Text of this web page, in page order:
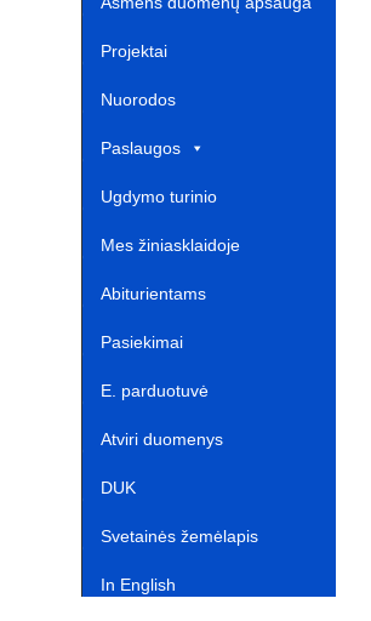
Projektai‎
Nuorodos ‎ ‎ ‎ ‎ ‎ ‎ ‎ ‎ ‎ ‎ ‎‎
Paslaugos
Ugdymo turinio
atnaujinimas‎
Mes žiniasklaidoje‎
Abiturientams‎‎
Pasiekimai
E. parduotuvė ‎ ‎ ‎ ‎ ‎ ‎ ‎ ‎ ‎ ‎ ‎ ‎ ‎
Atviri duomenys
DUK
Svetainės žemėlapis
In English‎